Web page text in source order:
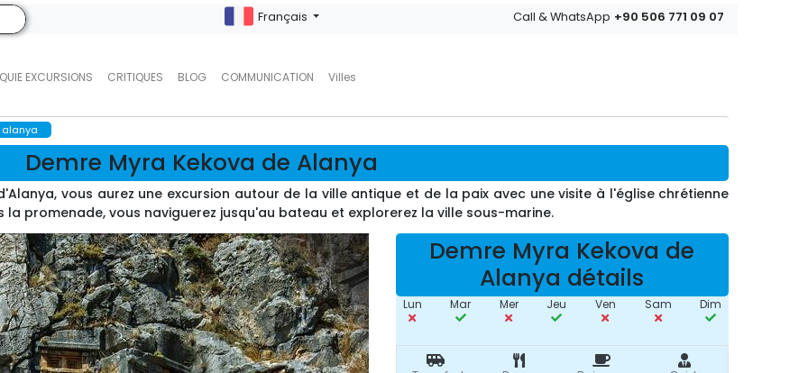
EXCURSIONS CRITIQUES BLOG COMMUNICATION Villes
Français Call & WhatsApp +90 506 771 09 07
Demre Myra Kekova de Alanya
vous aurez une excursion autour de la ville antique et de la paix avec une visite à l'église chrétienne
la promenade, vous naviguerez jusqu'au bateau et explorerez la ville sous-marine.
Demre Myra Kekova de
Alanya détails
Lun Mar Mer Jeu Ven Sam Dim